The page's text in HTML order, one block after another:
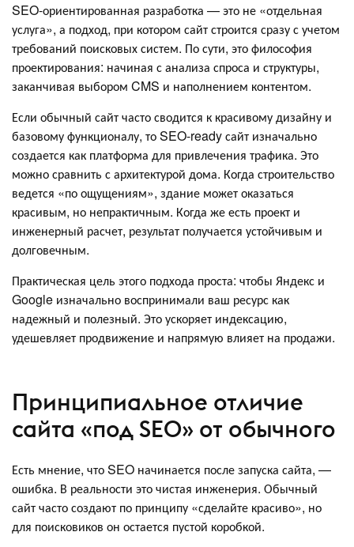
SEO-ориентированная разработка — это не «отдельная
услуга», а подход, при котором сайт строится сразу с учетом
требований поисковых систем. По сути, это философия
проектирования: начиная с анализа спроса и структуры,
заканчивая выбором CMS и наполнением контентом.
Если обычный сайт часто сводится к красивому дизайну и
базовому функционалу, то SEO-ready сайт изначально
создается как платформа для привлечения трафика. Это
можно сравнить с архитектурой дома. Когда строительство
ведется «по ощущениям», здание может оказаться
красивым, но непрактичным. Когда же есть проект и
инженерный расчет, результат получается устойчивым и
долговечным.
Практическая цель этого подхода проста: чтобы Яндекс и
Google изначально воспринимали ваш ресурс как
надежный и полезный. Это ускоряет индексацию,
удешевляет продвижение и напрямую влияет на продажи.
Принципиальное отличие
сайта «под SEO» от обычного
Есть мнение, что SEO начинается после запуска сайта, —
ошибка. В реальности это чистая инженерия. Обычный
сайт часто создают по принципу «сделайте красиво», но
для поисковиков он остается пустой коробкой.